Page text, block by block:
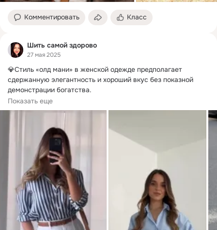
Комментировать Класс
Шить самой здорово
27 мая 2025
💎Стиль «олд мани» в женской одежде предполагает
сдержанную элегантность и хороший вкус без показной
демонстрации богатства.
🔮 Такой...
Показать еще